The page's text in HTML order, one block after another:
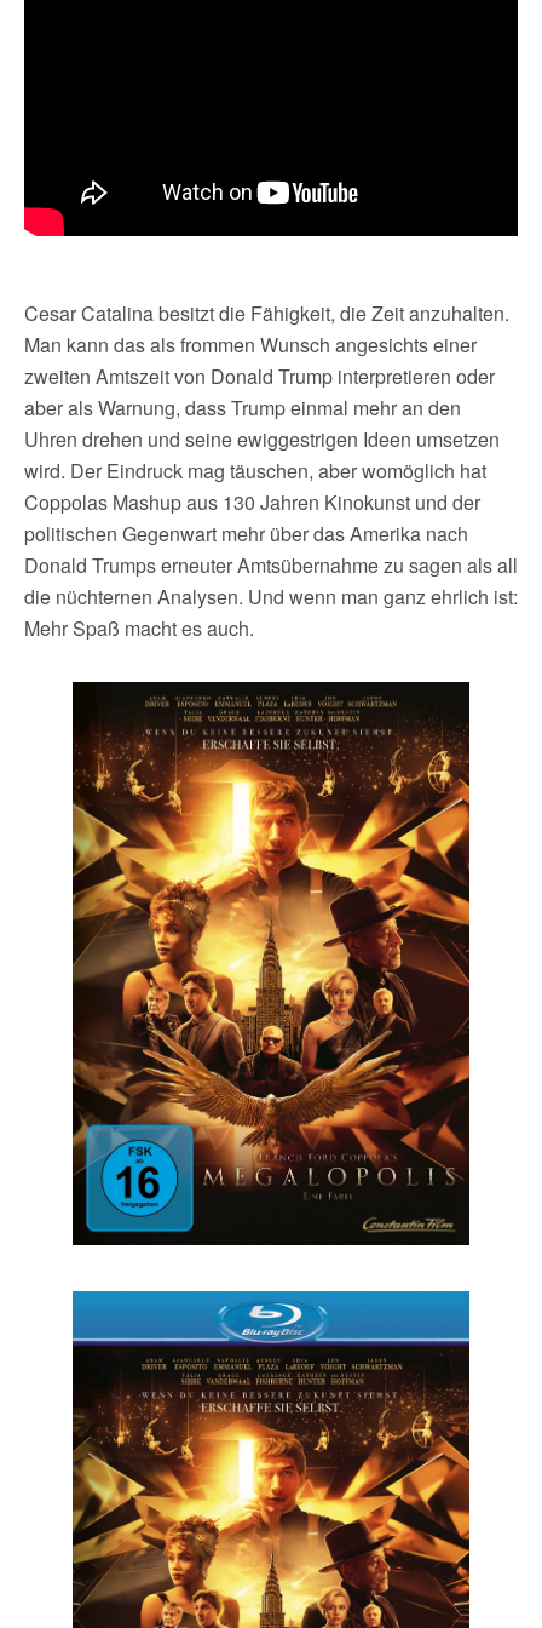
Cesar Catalina besitzt die Fähigkeit, die Zeit anzuhalten.
Man kann das als frommen Wunsch angesichts einer
zweiten Amtszeit von Donald Trump interpretieren oder
aber als Warnung, dass Trump einmal mehr an den
Uhren drehen und seine ewiggestrigen Ideen umsetzen
wird. Der Eindruck mag täuschen, aber womöglich hat
Coppolas Mashup aus 130 Jahren Kinokunst und der
politischen Gegenwart mehr über das Amerika nach
Donald Trumps erneuter Amtsübernahme zu sagen als all
die nüchternen Analysen. Und wenn man ganz ehrlich ist:
Mehr Spaß macht es auch.